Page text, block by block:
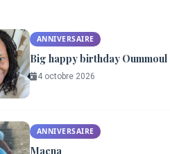
ANNIVERSAIRE
Big happy birthday Oummoul
4 octobre 2026
ANNIVERSAIRE
Maena